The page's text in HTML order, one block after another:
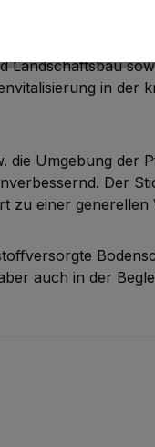
in der
die Umgebung der
Der
zu einer
auch in der